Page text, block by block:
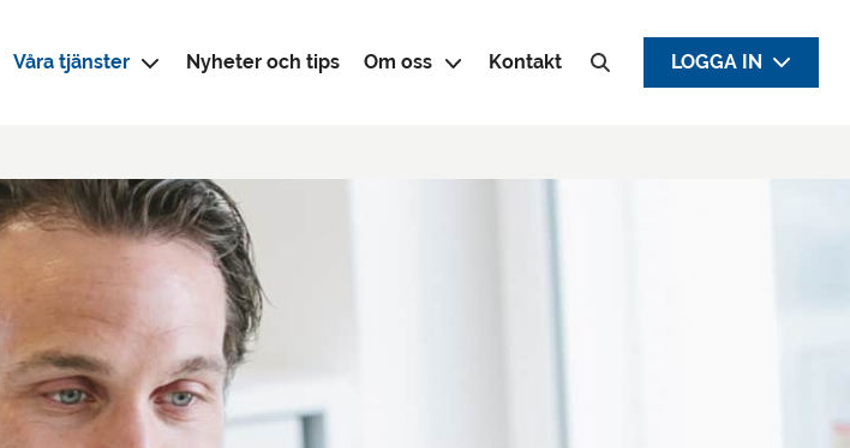
Våra tjänster Nyheter och tips Om oss Kontakt
Sök efter:
LOGGA IN